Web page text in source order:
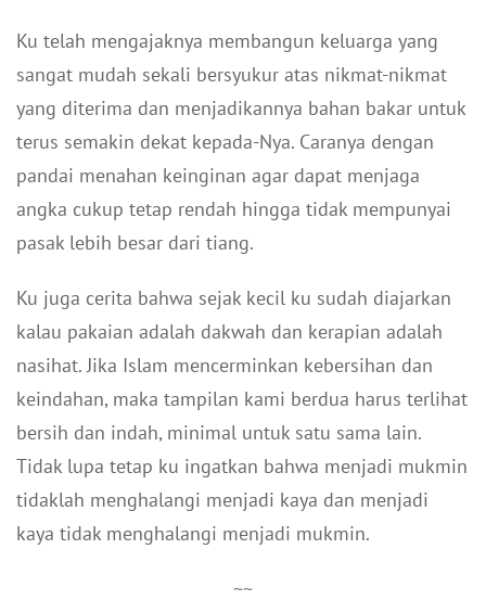
Ku telah mengajaknya membangun keluarga yang
sangat mudah sekali bersyukur atas nikmat-nikmat
yang diterima dan menjadikannya bahan bakar untuk
terus semakin dekat kepada-Nya. Caranya dengan
pandai menahan keinginan agar dapat menjaga
angka cukup tetap rendah hingga tidak mempunyai
pasak lebih besar dari tiang.
Ku juga cerita bahwa sejak kecil ku sudah diajarkan
kalau pakaian adalah dakwah dan kerapian adalah
nasihat. Jika Islam mencerminkan kebersihan dan
keindahan, maka tampilan kami berdua harus terlihat
bersih dan indah, minimal untuk satu sama lain.
Tidak lupa tetap ku ingatkan bahwa menjadi mukmin
tidaklah menghalangi menjadi kaya dan menjadi
kaya tidak menghalangi menjadi mukmin.
~~